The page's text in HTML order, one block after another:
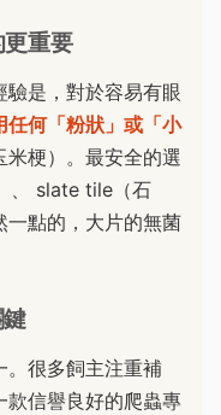
更重要
是，對於容易有眼
任何「粉狀」或「小
梗）。最安全的選
、 slate tile（石
一點的，大片的無菌
。很多飼主注重補
款信譽良好的爬蟲專